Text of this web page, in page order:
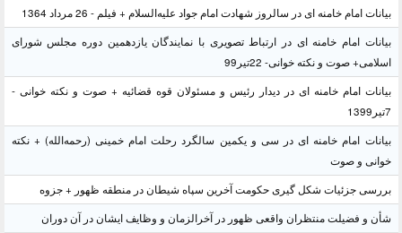
امام خامنه ای در سالروز شهادت امام جواد علیه‌السلام + فیلم - 26 مرداد 1364
امام خامنه ای در ارتباط تصویری با نمایندگان یازدهمین دوره مجلس شورای
صوت و نکته خوانی- 22تیر99
امام خامنه ای در دیدار رئیس و مسئولان قوه قضائیه + صوت و نکته خوانی -
امام خامنه ای در سی و یکمین سالگرد رحلت امام خمینی (رحمه‌الله) + نکته
و صوت
جزئیات شکل گیری حکومت آخرین سپاه شیطان در منطقه ظهور + جزوه
و فضیلت منتظران واقعی ظهور در آخرالزمان و وظایف ایشان در آن دوران